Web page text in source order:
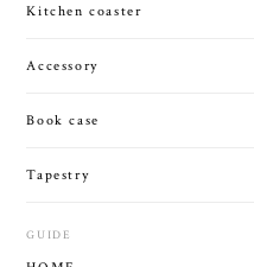
Kitchen coaster
Accessory
Book case
Tapestry
GUIDE